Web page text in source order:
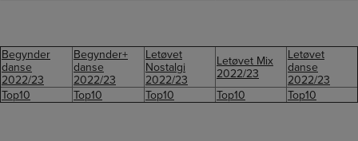
Begynder
danse
2022/23
Begynder+
danse
2022/23
Letøvet
Nostalgi
2022/23
Letøvet Mix
2022/23
Letøvet
danse
2022/23
Top10
Top10 Top10 Top10 Top10